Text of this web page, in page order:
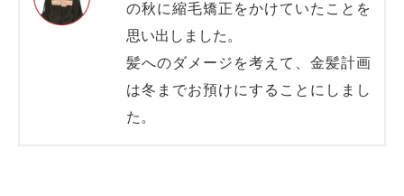
の秋に縮毛矯正をかけていたことを
思い出しました。
髪へのダメージを考えて、金髪計画
は冬までお預けにすることにしまし
た。